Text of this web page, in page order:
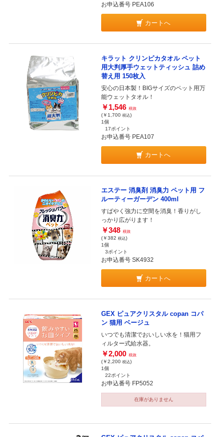
お申込番号 PEA106
カートへ
キラット クリンピカタオル ペット
用大判厚手ウェットティッシュ 詰め
替え用 150枚入
安心の日本製！BIGサイズのペット用万
能ウェットタオル！
￥1,546 税抜
(￥1,700 税込)
1個
17ポイント
お申込番号 PEA107
カートへ
エステー 消臭剤 消臭力 ペット用 フ
ルーティーガーデン 400ml
すばやく強力に空間を消臭！香りがし
っかり広がります！
￥348 税抜
(￥382 税込)
1個
3ポイント
お申込番号 SK4932
カートへ
GEX ピュアクリスタル copan コパ
ン 猫用 ベージュ
いつでも清潔でおいしい水を！猫用フ
ィルター式給水器。
￥2,000 税抜
(￥2,200 税込)
1個
22ポイント
お申込番号 FP5052
在庫がありません